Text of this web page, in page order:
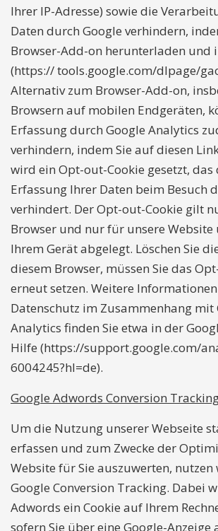
Ihrer IP-Adresse) sowie die
Daten durch Google verhindern,
Browser-Add-on herunterladen und
(https:// tools.google.com/dlpage/
Alternativ zum Browser-Add-on,
Browsern auf mobilen Endgeräten,
Erfassung durch Google Analytics
verhindern, indem Sie auf diesen
wird ein Opt-out-Cookie gesetzt,
Erfassung Ihrer Daten beim Besuch
verhindert. Der Opt-out-Cookie gilt
Browser und nur für unsere
Ihrem Gerät abgelegt. Löschen Sie
diesem Browser, müssen Sie das
erneut setzen. Weitere
Datenschutz im Zusammenhang mit
Analytics finden Sie etwa in der
Hilfe (https://support.google.com/
6004245?hl=de).
Google Adwords Conversion
Um die Nutzung unserer Webseite
erfassen und zum Zwecke der
Website für Sie auszuwerten,
Google Conversion Tracking. Dabei
Adwords ein Cookie auf Ihrem
sofern Sie über eine Google-Anzeige